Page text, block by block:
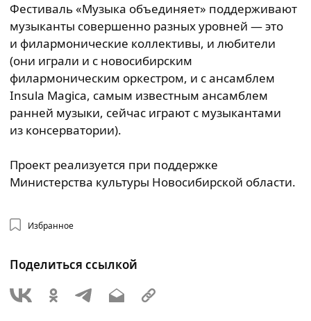
Фестиваль «Музыка объединяет» поддерживают
музыканты совершенно разных уровней — это
и филармонические коллективы, и любители
(они играли и с новосибирским
филармоническим оркестром, и с ансамблем
Insula Magica, самым известным ансамблем
ранней музыки, сейчас играют с музыкантами
из консерватории).
Проект реализуется при поддержке
Министерства культуры Новосибирской области.
Избранное
Поделиться ссылкой